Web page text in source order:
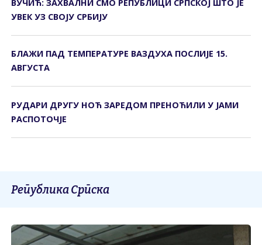
ВУЧИЋ: ЗАХВАЛНИ СМО РЕПУБЛИЦИ СРПСКОЈ ШТО ЈЕ
УВЕК УЗ СВОЈУ СРБИЈУ
БЛАЖИ ПАД ТЕМПЕРАТУРЕ ВАЗДУХА ПОСЛИЈЕ 15.
АВГУСТА
РУДАРИ ДРУГУ НОЋ ЗАРЕДОМ ПРЕНОЋИЛИ У ЈАМИ
РАСПОТОЧЈЕ
Република Српска